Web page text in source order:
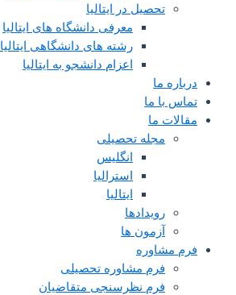
تحصیل در ایتالیا
معرفی دانشگاه های ایتالیا
رشته های دانشگاهی ایتالیا
اعزام دانشجو به ایتالیا
درباره ما
تماس با ما
مقالات ما
مجله تحصیلی
انگلیس
استرالیا
ایتالیا
رویدادها
آزمون ها
فرم مشاوره
فرم مشاوره تحصیلی
فرم نظرسنجی متقاضیان